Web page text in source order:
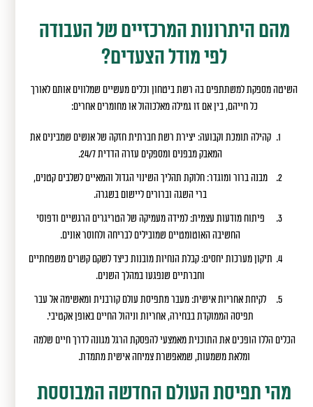
מהם היתרונות המרכזיים של העבודה
לפי מודל הצעדים?
השיטה מספקת למשתתפים בה רשת ביטחון וכלים מעשיים שמלווים אותם לאורך
כל חייהם, בין אם זו גמילה מאלכוהול או מחומרים אחרים:
קהילה תומכת וקבועה: יצירת רשת חברתית חזקה של אנשים שמבינים את
המאבק מבפנים ומספקים עזרה הדדית 24/7.
מבנה ברור ומוגדר: חלוקת תהליך השינוי הגדול והמאיים לשלבים קטנים,
ברי השגה וברורים ליישום בשגרה.
פיתוח מודעות עצמית: למידה מעמיקה של הטריגרים הרגשיים ודפוסי
החשיבה האוטומטיים שמובילים לבריחה ולחוסר אונים.
תיקון מערכות יחסים: קבלת הנחיות מובנות כיצד לשקם קשרים משפחתיים
וחברתיים שנפגעו במהלך השנים.
לקיחת אחריות אישית: מעבר מתפיסת עולם קורבנית ומאשימה אל עבר
תפיסה הממוקדת בבחירה, אחריות וניהול החיים באופן אקטיבי.
הכלים הללו הופכים את התוכנית מאמצעי להפסקת הרגל מגונה לדרך חיים שלמה
ומלאת משמעות, שמאפשרת צמיחה אישית מתמדת.
מהי תפיסת העולם החדשה המבוססת